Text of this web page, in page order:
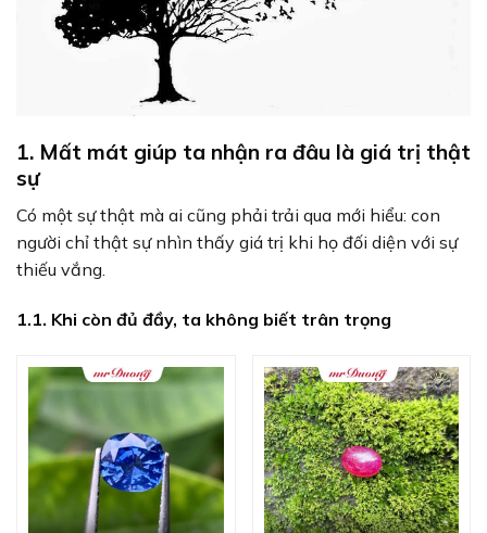
1. Mất mát giúp ta nhận ra đâu là giá trị thật
sự
Có một sự thật mà ai cũng phải trải qua mới hiểu: con
người chỉ thật sự nhìn thấy giá trị khi họ đối diện với sự
thiếu vắng.
1.1. Khi còn đủ đầy, ta không biết trân trọng